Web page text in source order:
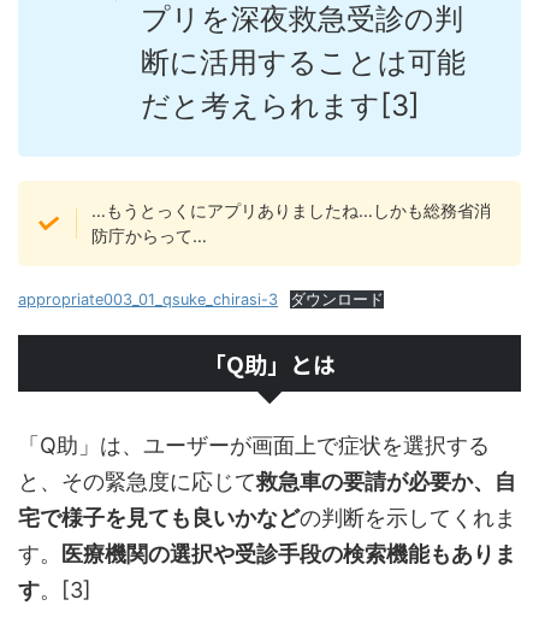
プリを深夜救急受診の判
断に活用することは可能
だと考えられます[3]
…もうとっくにアプリありましたね…しかも総務省消
防庁からって…
appropriate003_01_qsuke_chirasi-3 ダウンロード
「Q助」とは
「Q助」は、ユーザーが画面上で症状を選択する
と、その緊急度に応じて救急車の要請が必要か、自
宅で様子を見ても良いかなどの判断を示してくれま
す。 医療機関の選択や受診手段の検索機能もありま
す。[3]